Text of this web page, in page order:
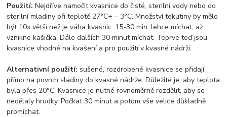
Použití:Nejdříve namočit kvasnice do čisté, sterilní vody nebo do
sterilní mladiny při teplotě 27°C+ – 3°C. Množství tekutiny by mělo
být 10x větší než je váha kvasnic. 15-30 min. lehce míchat, až
vznikne kašička. Dále dalších 30 minut míchat. Teprve teď jsou
kvasnice vhodné na kvašení a pro použití v kvasné nádrži.
Alternativní použití: sušené, rozdrobené kvasnice se přidají
přímo na povrch sladiny do kvasné nádrže. Důležité je, aby teplota
byla přes 20°C. Kvasnice je nutné rovnoměrně rozdělit, aby se
nedělaly hrudky. Počkat 30 minut a potom vše velice důkladně
promíchat.